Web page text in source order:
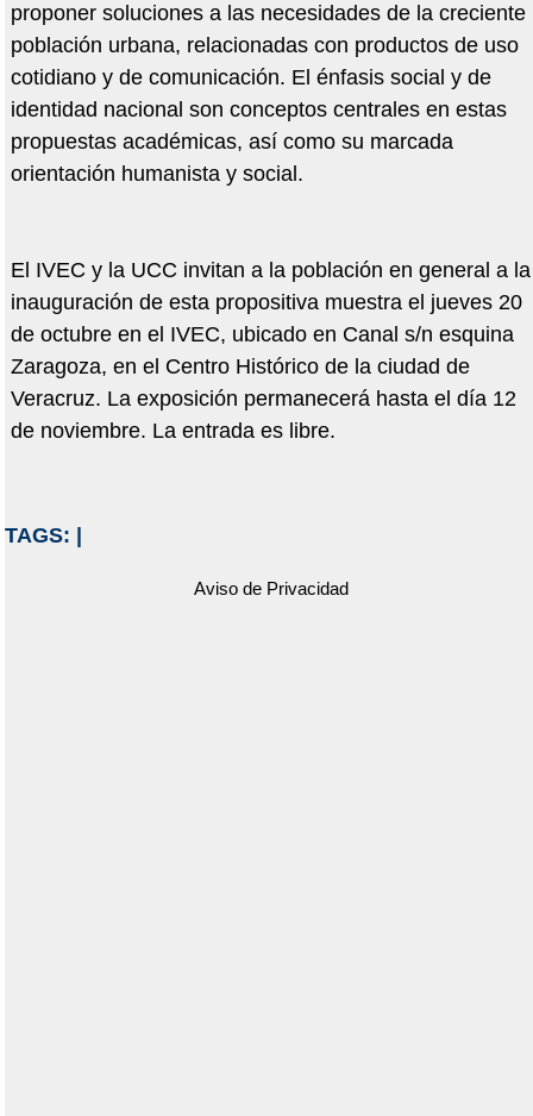
proponer soluciones a las necesidades de la creciente
población urbana, relacionadas con productos de uso
cotidiano y de comunicación. El énfasis social y de
identidad nacional son conceptos centrales en estas
propuestas académicas, así como su marcada
orientación humanista y social.
El IVEC y la UCC invitan a la población en general a la
inauguración de esta propositiva muestra el jueves 20
de octubre en el IVEC, ubicado en Canal s/n esquina
Zaragoza, en el Centro Histórico de la ciudad de
Veracruz. La exposición permanecerá hasta el día 12
de noviembre. La entrada es libre.
TAGS:
Aviso de Privacidad